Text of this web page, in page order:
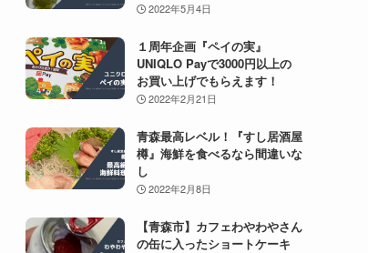
2022年5月4日
１周年企画『ペイの実』
UNIQLO Payで3000円以上の
お買い上げでもらえます！
2022年2月21日
青森最高レベル！『すし居酒屋
樽』海鮮を食べるなら間違いな
し
2022年2月8日
【青森市】カフェわやわやさん
の缶に入ったショートケーキ